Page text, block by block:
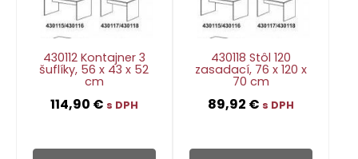
430112 Kontajner 3
šuflíky, 56 x 43 x 52
cm
114,90 € s DPH
430118 Stôl 120
zasadací, 76 x 120 x
70 cm
89,92 € s DPH